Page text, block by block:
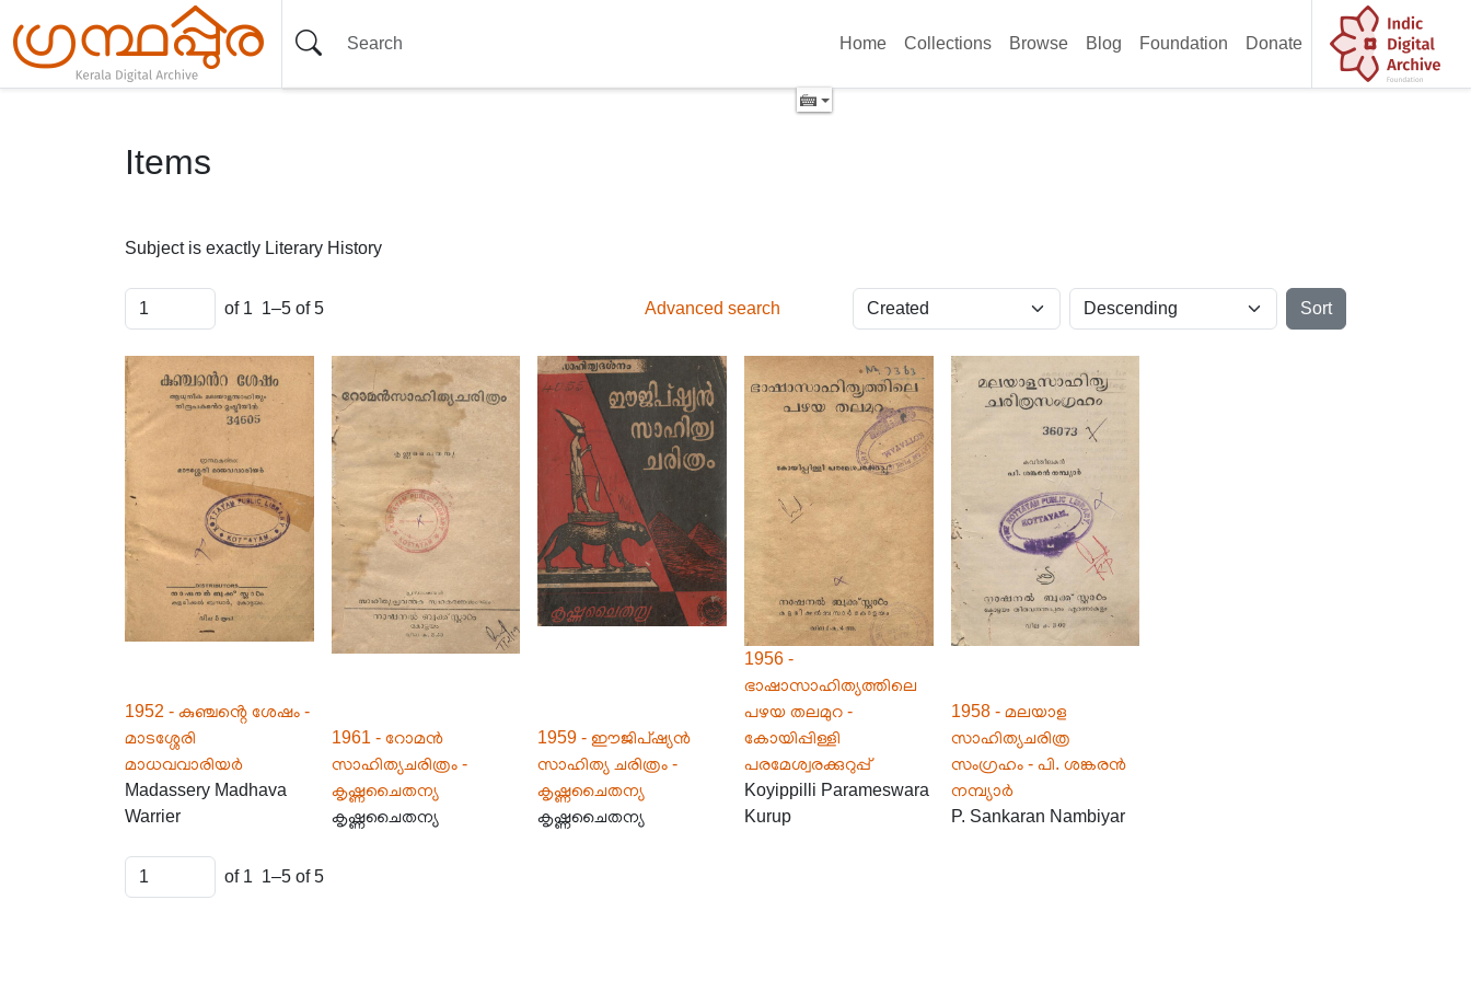
Home Collections Browse Blog Foundation Donate
Items
Subject is exactly Literary History
of 1 1–5 of 5 Advanced search Sort
1952 - കുഞ്ചൻ്റെ ശേഷം -
മാടശ്ശേരി
മാധവവാരിയർ
Madassery Madhava
Warrier
1961 - റോമൻ
സാഹിത്യചരിത്രം -
കൃഷ്ണചൈതന്യ
കൃഷ്ണചൈതന്യ
1959 - ഈജിപ്ഷ്യൻ
സാഹിത്യ ചരിത്രം -
കൃഷ്ണചൈതന്യ
കൃഷ്ണചൈതന്യ
1956 -
ഭാഷാസാഹിത്യത്തിലെ
പഴയ തലമുറ -
കോയിപ്പിള്ളി
പരമേശ്വരക്കുറുപ്പ്
Koyippilli Parameswara
Kurup
1958 - മലയാള
സാഹിത്യചരിത്ര
സംഗ്രഹം - പി. ശങ്കരൻ
നമ്പ്യാർ
P. Sankaran Nambiyar
of 1 1–5 of 5